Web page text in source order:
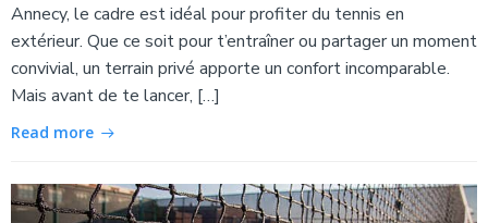
Annecy, le cadre est idéal pour profiter du tennis en
extérieur. Que ce soit pour t’entraîner ou partager un moment
convivial, un terrain privé apporte un confort incomparable.
Mais avant de te lancer, […]
Read more